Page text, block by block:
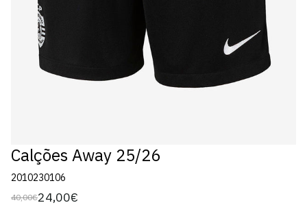
Calções Away 25/26
2010230106
Preço
40,00€
Preço
24,00€